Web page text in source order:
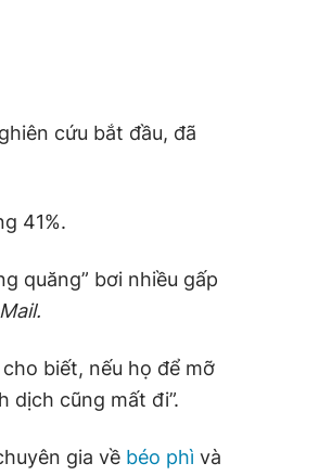
cứu bắt đầu, đã
41%.
quăng” bơi nhiều gấp
biết, nếu họ để mỡ
dịch cũng mất đi”.
gia về béo phì và